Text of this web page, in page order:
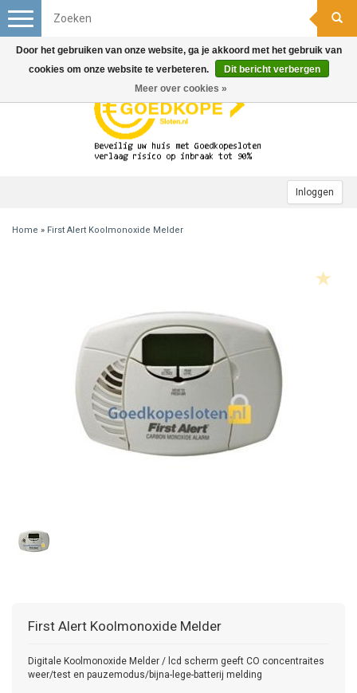
Inloggen
Toggle
navigation
Home » First Alert Koolmonoxide Melder
First Alert Koolmonoxide Melder
Digitale Koolmonoxide Melder / lcd scherm geeft CO concentraites
weer/test en pauzemodus/bijna-lege-batterij melding
Door het gebruiken van onze website, ga je akkoord met het gebruik van
cookies om onze website te verbeteren.
Dit bericht verbergen
Meer over cookies »